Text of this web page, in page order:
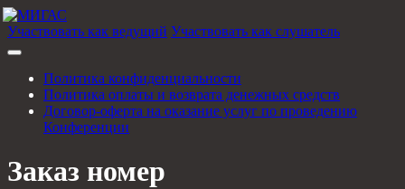
Участвовать как ведущий Участвовать как слушатель
Политика конфиденциальности
Политика оплаты и возврата денежных средств
Договор-оферта на оказание услуг по проведению
Конференции
Заказ номер